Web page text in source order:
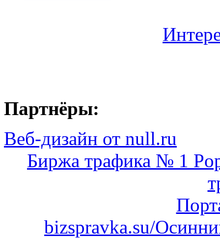
Партнёры:
Веб-дизайн от null.ru
Биржа трафика № 1
bizspravka.su/